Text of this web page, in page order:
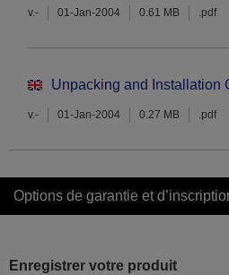
v.- 01-Jan-2004 0.61 MB .pdf
Unpacking and Installation
v.- 01-Jan-2004 0.27 MB .pdf
Options de garantie et
Enregistrer votre produit